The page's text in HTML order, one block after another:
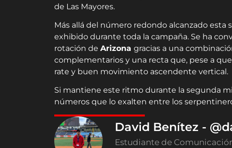
de Las Mayores.
Más allá del número redondo alcanzado
exhibido durante toda la campaña. Se ha
rotación de Arizona gracias a una
complementarios y una recta que, pese a
rate y buen movimiento ascendente vertical.
Si mantiene este ritmo durante la segunda
números que lo exalten entre los
David Benítez -
Estudiante de